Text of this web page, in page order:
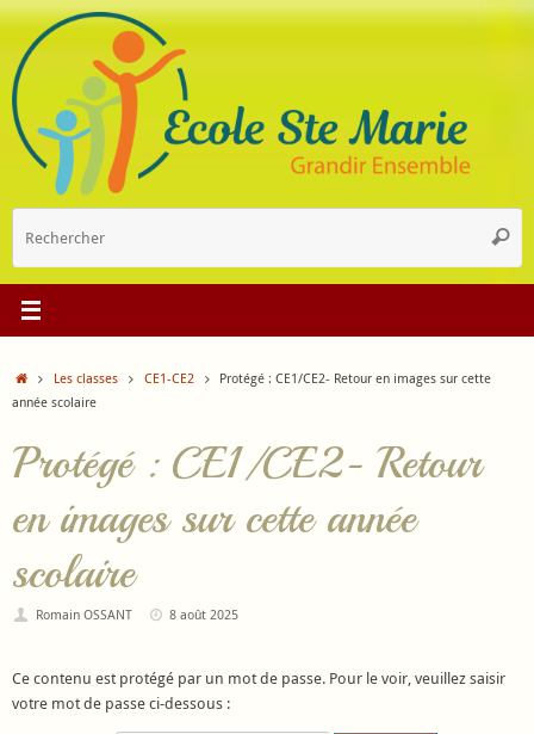
Passer
contenu
:
AccueilLes classes CE1-CE2
Protégé : CE1/CE2- Retour en images sur cette
année scolaire
Protégé : CE1/CE2- Retour
en images sur cette année
scolaire
Romain OSSANT 8 août 2025
Ce contenu est protégé par un mot de passe. Pour le voir, veuillez saisir
votre mot de passe ci-dessous :